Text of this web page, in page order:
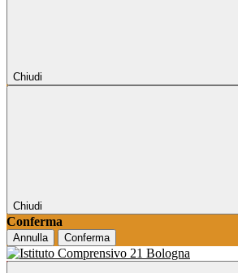
Chiudi
Chiudi
Conferma
Annulla Conferma